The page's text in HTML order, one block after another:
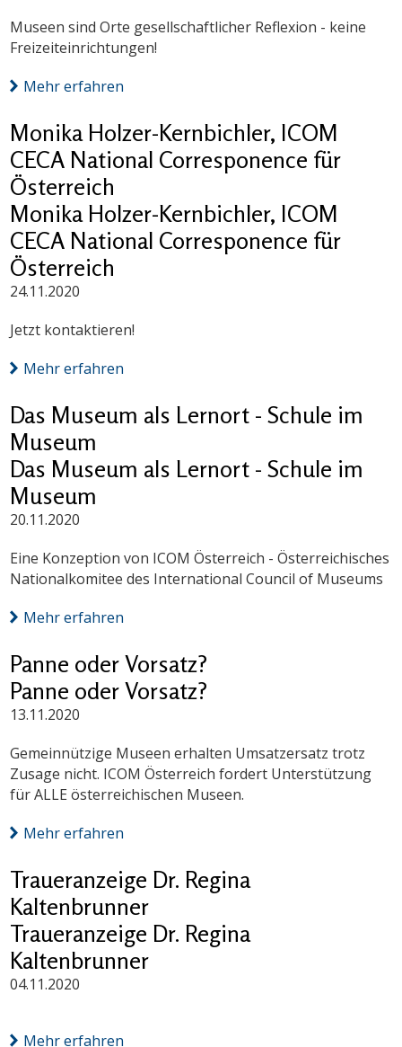
Museen sind Orte gesellschaftlicher Reflexion - keine
Freizeiteinrichtungen!
Mehr erfahren
Monika Holzer-Kernbichler, ICOM
CECA National Corresponence für
Österreich
Monika Holzer-Kernbichler, ICOM
CECA National Corresponence für
Österreich
24.11.2020
Jetzt kontaktieren!
Mehr erfahren
Das Museum als Lernort - Schule im
Museum
Das Museum als Lernort - Schule im
Museum
20.11.2020
Eine Konzeption von ICOM Österreich - Österreichisches
Nationalkomitee des International Council of Museums
Mehr erfahren
Panne oder Vorsatz?
Panne oder Vorsatz?
13.11.2020
Gemeinnützige Museen erhalten Umsatzersatz trotz
Zusage nicht. ICOM Österreich fordert Unterstützung
für ALLE österreichischen Museen.
Mehr erfahren
Traueranzeige Dr. Regina
Kaltenbrunner
Traueranzeige Dr. Regina
Kaltenbrunner
04.11.2020
Mehr erfahren